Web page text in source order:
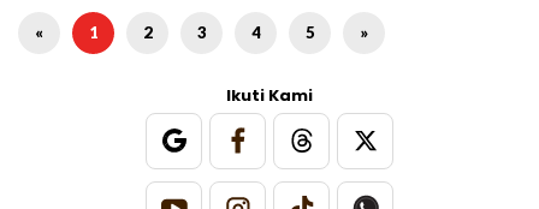
« 1 2 3 4 5 »
Ikuti Kami